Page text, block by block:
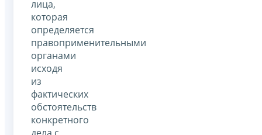
лица,
которая
определяется
правоприменительными
органами
исходя
из
фактических
обстоятельств
конкретного
дела с